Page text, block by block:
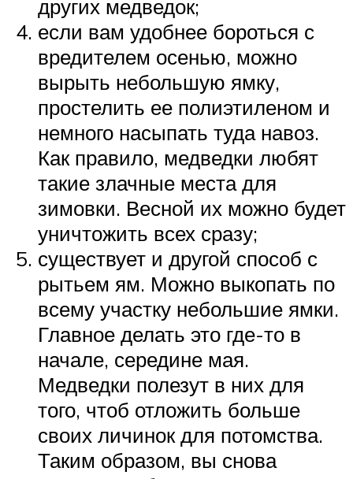
других медведок;
если вам удобнее бороться с
вредителем осенью, можно
вырыть небольшую ямку,
простелить ее полиэтиленом и
немного насыпать туда навоз.
Как правило, медведки любят
такие злачные места для
зимовки. Весной их можно будет
уничтожить всех сразу;
существует и другой способ с
рытьем ям. Можно выкопать по
всему участку небольшие ямки.
Главное делать это где-то в
начале, середине мая.
Медведки полезут в них для
того, чтоб отложить больше
своих личинок для потомства.
Таким образом, вы снова